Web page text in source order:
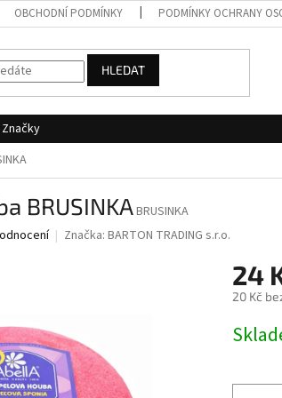
OBCHODNÍ PODMÍNKY PODMÍNKY OCHRANY
HLEDAT
Značky
BRUSINKABRUSINKA
Značka: BARTON TRADING s.r.o.
24
20 Kč
cena: